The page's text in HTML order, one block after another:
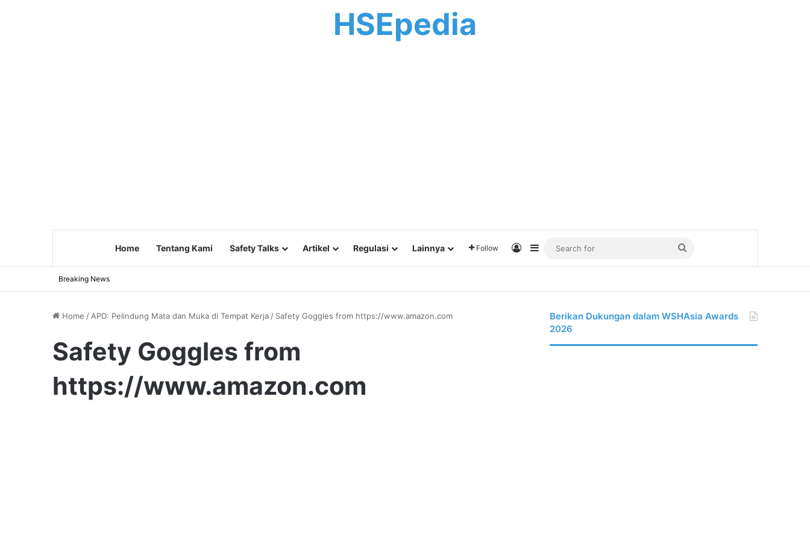
HSEpedia
Home Tentang Kami Safety Talks Artikel Regulasi Lainnya Follow Log InSidebar
for
Breaking News
Home / APD: Pelindung Mata dan Muka di Tempat Kerja / Safety Goggles from https://www.amazon.com
Safety Goggles from
https://www.amazon.com
Berikan Dukungan dalam WSHAsia Awards
2026